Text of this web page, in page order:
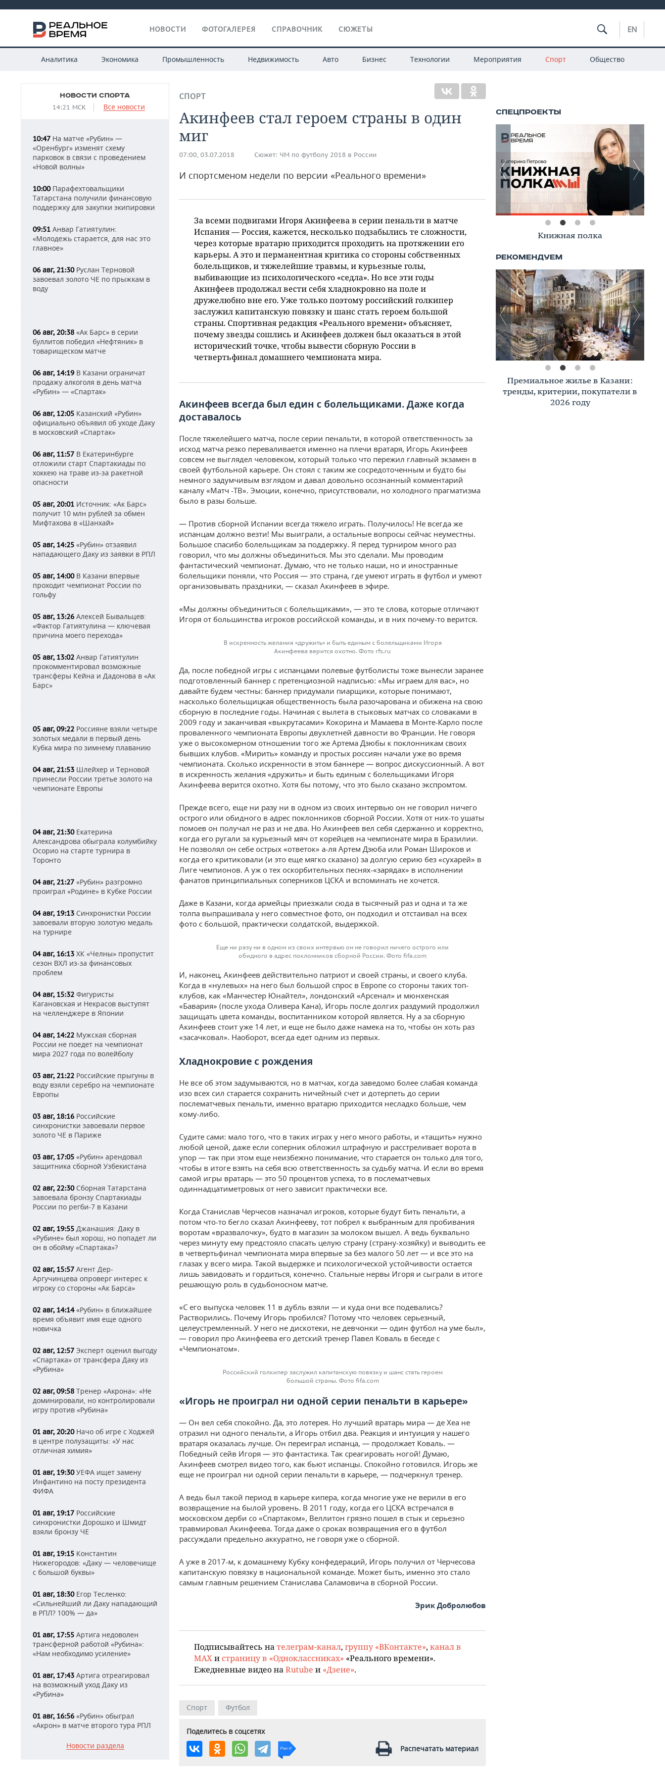
НОВОСТИ ФОТОГАЛЕРЕЯ СПРАВОЧНИК СЮЖЕТЫ EN
Аналитика Экономика Промышленность Недвижимость Авто Бизнес Технологии Мероприятия Спорт Общество
НОВОСТИ СПОРТА
14:21 МСК Все новости
10:47 На матче «Рубин» —
«Оренбург» изменят схему
парковок в связи с проведением
«Новой волны»
10:00Парафехтовальщики
Татарстана получили финансовую
поддержку для закупки экипировки
09:51 Анвар Гатиятулин:
«Молодежь старается, для нас это
главное»
06 авг, 21:30Руслан Терновой
завоевал золото ЧЕ по прыжкам в
воду
06 авг, 20:38 «Ак Барс» в серии
буллитов победил «Нефтяник» в
товарищеском матче
06 авг, 14:19 В Казани ограничат
продажу алкоголя в день матча
«Рубин» — «Спартак»
06 авг, 12:05 Казанский «Рубин»
официально объявил об уходе Даку
в московский «Спартак»
06 авг, 11:57 В Екатеринбурге
отложили старт Спартакиады по
хоккею на траве из-за ракетной
опасности
05 авг, 20:01 Источник: «Ак Барс»
получит 10 млн рублей за обмен
Мифтахова в «Шанхай»
05 авг, 14:25 «Рубин» отзаявил
нападающего Даку из заявки в РПЛ
05 авг, 14:00В Казани впервые
проходит чемпионат России по
гольфу
05 авг, 13:26 Алексей Бывальцев:
«Фактор Гатиятулина — ключевая
причина моего перехода»
05 авг, 13:02 Анвар Гатиятулин
прокомментировал возможные
трансферы Кейна и Дадонова в «Ак
Барс»
05 авг, 09:22 Россияне взяли четыре
золотых медали в первый день
Кубка мира по зимнему плаванию
04 авг, 21:53 Шлейхер и Терновой
принесли России третье золото на
чемпионате Европы
04 авг, 21:30Екатерина
Александрова обыграла колумбийку
Осорио на старте турнира в
Торонто
04 авг, 21:27 «Рубин» разгромно
проиграл «Родине» в Кубке России
04 авг, 19:13 Синхронистки России
завоевали вторую золотую медаль
на турнире
04 авг, 16:13 ХК «Челны» пропустит
сезон ВХЛ из-за финансовых
проблем
04 авг, 15:32 Фигуристы
Кагановская и Некрасов выступят
на челленджере в Японии
04 авг, 14:22 Мужская сборная
России не поедет на чемпионат
мира 2027 года по волейболу
03 авг, 21:22 Российские прыгуны в
воду взяли серебро на чемпионате
Европы
03 авг, 18:16 Российские
синхронистки завоевали первое
золото ЧЕ в Париже
03 авг, 17:05 «Рубин» арендовал
защитника сборной Узбекистана
02 авг, 22:30Сборная Татарстана
завоевала бронзу Спартакиады
России по регби-7 в Казани
02 авг, 19:55 Джанашия: Даку в
«Рубине» был хорош, но попадет ли
он в обойму «Спартака»?
02 авг, 15:57 Агент Дер-
Аргучинцева опроверг интерес к
игроку со стороны «Ак Барса»
02 авг, 14:14«Рубин» в ближайшее
время объявит имя еще одного
новичка
02 авг, 12:57 Эксперт оценил выгоду
«Спартака» от трансфера Даку из
«Рубина»
02 авг, 09:58 Тренер «Акрона»: «Не
доминировали, но контролировали
игру против «Рубина»
01 авг, 20:20Начо об игре с Ходжей
в центре полузащиты: «У нас
отличная химия»
01 авг, 19:30УЕФА ищет замену
Инфантино на посту президента
ФИФА
01 авг, 19:17 Российские
синхронистки Дорошко и Шмидт
взяли бронзу ЧЕ
01 авг, 19:15 Константин
Нижегородов: «Даку — человечище
с большой буквы»
01 авг, 18:30Егор Тесленко:
«Сильнейший ли Даку нападающий
в РПЛ? 100% — да»
01 авг, 17:55 Артига недоволен
трансферной работой «Рубина»:
«Нам необходимо усиление»
01 авг, 17:43 Артига отреагировал
на возможный уход Даку из
«Рубина»
01 авг, 16:56 «Рубин» обыграл
«Акрон» в матче второго тура РПЛ
Новости раздела
СПОРТ
Акинфеев стал героем страны в один
миг
07:00, 03.07.2018 Сюжет: ЧМ по футболу 2018 в России
И спортсменом недели по версии «Реального времени»
За всеми подвигами Игоря Акинфеева в серии пенальти в матче
Испания — Россия, кажется, несколько подзабылись те сложности,
через которые вратарю приходится проходить на протяжении его
карьеры. А это и перманентная критика со стороны собственных
болельщиков, и тяжелейшие травмы, и курьезные голы,
выбивающие из психологического «седла». Но все эти годы
Акинфеев продолжал вести себя хладнокровно на поле и
дружелюбно вне его. Уже только поэтому российский голкипер
заслужил капитанскую повязку и шанс стать героем большой
страны. Спортивная редакция «Реального времени» объясняет,
почему звезды сошлись и Акинфеев должен был оказаться в этой
исторический точке, чтобы вывести сборную России в
четвертьфинал домашнего чемпионата мира.
Акинфеев всегда был един с болельщиками. Даже когда
доставалось
После тяжелейшего матча, после серии пенальти, в которой ответственность за
исход матча резко переваливается именно на плечи вратаря, Игорь Акинфеев
совсем не выглядел человеком, который только что пережил главный экзамен в
своей футбольной карьере. Он стоял с таким же сосредоточенным и будто бы
немного задумчивым взглядом и давал довольно осознанный комментарий
каналу «Матч -ТВ». Эмоции, конечно, присутствовали, но холодного прагматизма
было в разы больше.
— Против сборной Испании всегда тяжело играть. Получилось! Не всегда же
испанцам должно везти! Мы выиграли, а остальные вопросы сейчас неуместны.
Большое спасибо болельщикам за поддержку. Я перед турниром много раз
говорил, что мы должны объединиться. Мы это сделали. Мы проводим
фантастический чемпионат. Думаю, что не только наши, но и иностранные
болельщики поняли, что Россия — это страна, где умеют играть в футбол и умеют
организовывать праздники, — сказал Акинфеев в эфире.
«Мы должны объединиться с болельщиками», — это те слова, которые отличают
Игоря от большинства игроков российской команды, и в них почему-то верится.
В искренность желания «дружить» и быть единым с болельщиками Игоря
Акинфеева верится охотно. Фото rfs.ru
Да, после победной игры с испанцами полевые футболисты тоже вынесли заранее
подготовленный баннер с претенциозной надписью: «Мы играем для вас», но
давайте будем честны: баннер придумали пиарщики, которые понимают,
насколько болельщицкая общественность была разочарована и обижена на свою
сборную в последние годы. Начиная с вылета в стыковых матчах со словаками в
2009 году и заканчивая «выкрутасами» Кокорина и Мамаева в Монте-Карло после
проваленного чемпионата Европы двухлетней давности во Франции. Не говоря
уже о высокомерном отношении того же Артема Дзюбы к поклонникам своих
бывших клубов. «Мирить» команду и простых россиян начали уже во время
чемпионата. Сколько искренности в этом баннере — вопрос дискуссионный. А вот
в искренность желания «дружить» и быть единым с болельщиками Игоря
Акинфеева верится охотно. Хотя бы потому, что это было сказано экспромтом.
Прежде всего, еще ни разу ни в одном из своих интервью он не говорил ничего
острого или обидного в адрес поклонников сборной России. Хотя от них-то ушаты
помоев он получал не раз и не два. Но Акинфеев вел себя сдержанно и корректно,
когда его ругали за курьезный мяч от корейцев на чемпионате мира в Бразилии.
Не позволял он себе острых «ответок» а-ля Артем Дзюба или Роман Широков и
когда его критиковали (и это еще мягко сказано) за долгую серию без «сухарей» в
Лиге чемпионов. А уж о тех оскорбительных песнях-«зарядах» в исполнении
фанатов принципиальных соперников ЦСКА и вспоминать не хочется.
Даже в Казани, когда армейцы приезжали сюда в тысячный раз и одна и та же
толпа выпрашивала у него совместное фото, он подходил и отстаивал на всех
фото с большой, практически солдатской, выдержкой.
Еще ни разу ни в одном из своих интервью он не говорил ничего острого или
обидного в адрес поклонников сборной России. Фото fifa.com
И, наконец, Акинфеев действительно патриот и своей страны, и своего клуба.
Когда в «нулевых» на него был большой спрос в Европе со стороны таких топ-
клубов, как «Манчестер Юнайтел», лондонский «Арсенал» и мюнхенская
«Бавария» (после ухода Оливера Кана), Игорь после долгих раздумий продолжил
защищать цвета команды, воспитанником которой является. Ну а за сборную
Акинфеев стоит уже 14 лет, и еще не было даже намека на то, чтобы он хоть раз
«засачковал». Наоборот, всегда едет одним из первых.
Хладнокровие с рождения
Не все об этом задумываются, но в матчах, когда заведомо более слабая команда
изо всех сил старается сохранить ничейный счет и дотерпеть до серии
послематчевых пенальти, именно вратарю приходится несладко больше, чем
кому-либо.
Судите сами: мало того, что в таких играх у него много работы, и «тащить» нужно
любой ценой, даже если соперник обложил штрафную и расстреливает ворота в
упор — так при этом еще неизбежно понимание, что старается он только для того,
чтобы в итоге взять на себя всю ответственность за судьбу матча. И если во время
самой игры вратарь — это 50 процентов успеха, то в послематчевых
одиннадцатиметровых от него зависит практически все.
Когда Станислав Черчесов назначал игроков, которые будут бить пенальти, а
потом что-то бегло сказал Акинфееву, тот побрел к выбранным для пробивания
воротам «вразвалочку», будто в магазин за молоком вышел. А ведь буквально
через минуту ему предстояло спасать целую страну (страну-хозяйку) и выводить ее
в четвертьфинал чемпионата мира впервые за без малого 50 лет — и все это на
глазах у всего мира. Такой выдержке и психологической устойчивости остается
лишь завидовать и гордиться, конечно. Стальные нервы Игоря и сыграли в итоге
решающую роль в судьбоносном матче.
«С его выпуска человек 11 в дубль взяли — и куда они все подевались?
Растворились. Почему Игорь пробился? Потому что человек серьезный,
целеустремленный. У него не дискотеки, не девчонки — один футбол на уме был»,
— говорил про Акинфеева его детский тренер Павел Коваль в беседе с
«Чемпионатом».
Российский голкипер заслужил капитанскую повязку и шанс стать героем
большой страны. Фото fifa.com
«Игорь не проиграл ни одной серии пенальти в карьере»
— Он вел себя спокойно. Да, это лотерея. Но лучший вратарь мира — де Хеа не
отразил ни одного пенальти, а Игорь отбил два. Реакция и интуиция у нашего
вратаря оказалась лучше. Он переиграл испанца, — продолжает Коваль. —
Победный сейв Игоря — это фантастика. Так среагировать ногой! Думаю,
Акинфеев смотрел видео того, как бьют испанцы. Спокойно готовился. Игорь же
еще не проиграл ни одной серии пенальти в карьере, — подчеркнул тренер.
А ведь был такой период в карьере кипера, когда многие уже не верили в его
возвращение на былой уровень. В 2011 году, когда его ЦСКА встречался в
московском дерби со «Спартаком», Веллитон грязно пошел в стык и серьезно
травмировал Акинфеева. Тогда даже о сроках возвращения его в футбол
рассуждали предельно аккуратно, не говоря уже о сборной.
А уже в 2017-м, к домашнему Кубку конфедераций, Игорь получил от Черчесова
капитанскую повязку в национальной команде. Может быть, именно это стало
самым главным решением Станислава Саламовича в сборной России.
Эрик Добролюбов
Подписывайтесь на телеграм-канал, группу «ВКонтакте», канал в
MAX и страницу в «Одноклассниках» «Реального времени».
Ежедневные видео на Rutube и «Дзене».
Спорт Футбол
Поделитесь в соцсетях
Распечатать материал
Книжная полка
Премиальное жилье в Казани:
тренды, критерии, покупатели в
2026 году